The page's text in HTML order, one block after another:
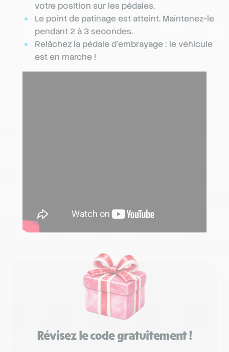
votre position sur les pédales.
Le point de patinage est atteint. Maintenez-le
pendant 2 à 3 secondes.
Relâchez la pédale d’embrayage : le véhicule
est en marche !
Révisez le code gratuitement !